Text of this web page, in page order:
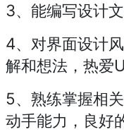
3、能编写设计
4、对界面设计
解和想法，热爱
5、熟练掌握相
动手能力，良好